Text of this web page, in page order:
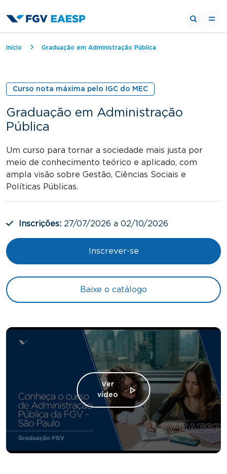
Trilha de navegação
Início Graduação em Administração Pública
Curso nota máxima pelo IGC do MEC
Graduação em Administração
Pública
Um curso para tornar a sociedade mais justa por
meio de conhecimento teórico e aplicado, com
ampla visão sobre Gestão, Ciências Sociais e
Políticas Públicas.
Inscrições: 27/07/2026 a 02/10/2026
Inscrever-se
Baixe o catálogo
Ver
vídeo